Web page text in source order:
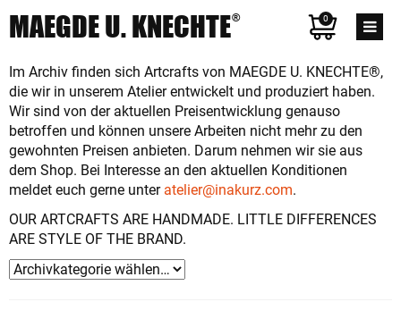
MAEGDE U. KNECHTE® 0
Im Archiv finden sich Artcrafts von MAEGDE U. KNECHTE®,
die wir in unserem Atelier entwickelt und produziert haben.
Wir sind von der aktuellen Preisentwicklung genauso
betroffen und können unsere Arbeiten nicht mehr zu den
gewohnten Preisen anbieten. Darum nehmen wir sie aus
dem Shop. Bei Interesse an den aktuellen Konditionen
meldet euch gerne unter atelier@inakurz.com.
OUR ARTCRAFTS ARE HANDMADE. LITTLE DIFFERENCES
ARE STYLE OF THE BRAND.